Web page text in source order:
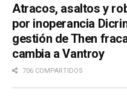
Atracos, asaltos y
por inoperancia
gestión de Then
cambia a Vantroy
706 COMPARTIDOS